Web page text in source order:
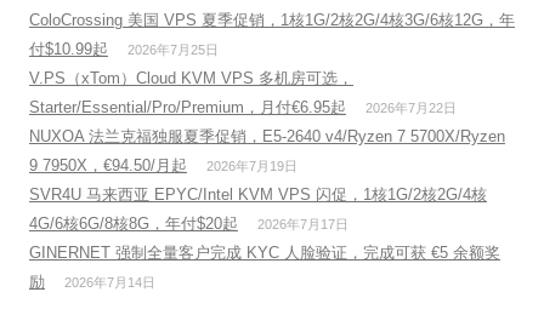
ColoCrossing 美国 VPS 夏季促销，1核1G/2核2G/4核3G/6核12G，年
付$10.99起
2026年7月25日
V.PS（xTom）Cloud KVM VPS 多机房可选，
Starter/Essential/Pro/Premium，月付€6.95起
2026年7月22日
NUXOA 法兰克福独服夏季促销，E5-2640 v4/Ryzen 7 5700X/Ryzen
9 7950X，€94.50/月起
2026年7月19日
SVR4U 马来西亚 EPYC/Intel KVM VPS 闪促，1核1G/2核2G/4核
4G/6核6G/8核8G，年付$20起
2026年7月17日
GINERNET 强制全量客户完成 KYC 人脸验证，完成可获 €5 余额奖
励
2026年7月14日